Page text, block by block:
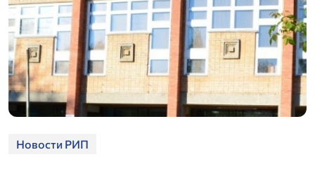
Новости РИП